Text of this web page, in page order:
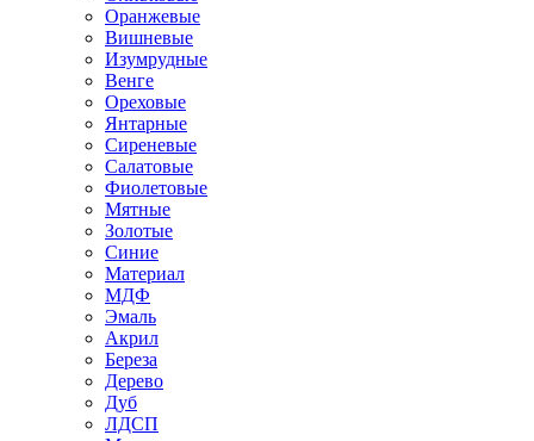
Оранжевые
Вишневые
Изумрудные
Венге
Ореховые
Янтарные
Сиреневые
Салатовые
Фиолетовые
Мятные
Золотые
Синие
Материал
МДФ
Эмаль
Акрил
Береза
Дерево
Дуб
ЛДСП